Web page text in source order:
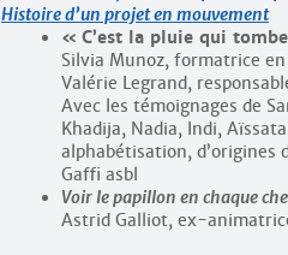
Histoire d’un projet en mouvement
C’est la pluie qui
Silvia Munoz, formatrice
Valérie Legrand,
Avec les témoignages de
Khadija, Nadia, Indi,
alphabétisation, d’origines
Gaffi asbl
Voir le papillon en chaque
Astrid Galliot, ex-